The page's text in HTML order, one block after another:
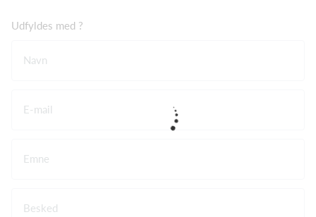
Udfyldes med ?
Navn
E-mail
Emne
Besked